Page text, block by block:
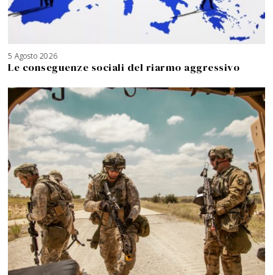
5 Agosto 2026
Le conseguenze sociali del riarmo aggressivo